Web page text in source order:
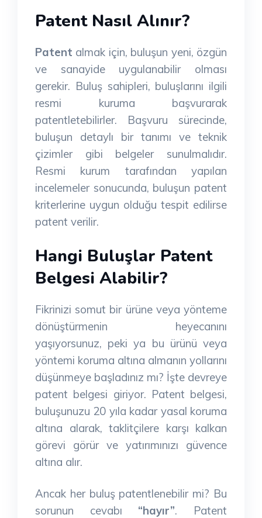
Patent Nasıl Alınır?
Patent almak için, buluşun yeni, özgün
ve sanayide uygulanabilir olması
gerekir. Buluş sahipleri, buluşlarını ilgili
resmi kuruma başvurarak
patentletebilirler. Başvuru sürecinde,
buluşun detaylı bir tanımı ve teknik
çizimler gibi belgeler sunulmalıdır.
Resmi kurum tarafından yapılan
incelemeler sonucunda, buluşun patent
kriterlerine uygun olduğu tespit edilirse
patent verilir.
Hangi Buluşlar Patent
Belgesi Alabilir?
Fikrinizi somut bir ürüne veya yönteme
dönüştürmenin heyecanını
yaşıyorsunuz, peki ya bu ürünü veya
yöntemi koruma altına almanın yollarını
düşünmeye başladınız mı? İşte devreye
patent belgesi giriyor. Patent belgesi,
buluşunuzu 20 yıla kadar yasal koruma
altına alarak, taklitçilere karşı kalkan
görevi görür ve yatırımınızı güvence
altına alır.
Ancak her buluş patentlenebilir mi? Bu
sorunun cevabı “hayır”. Patent